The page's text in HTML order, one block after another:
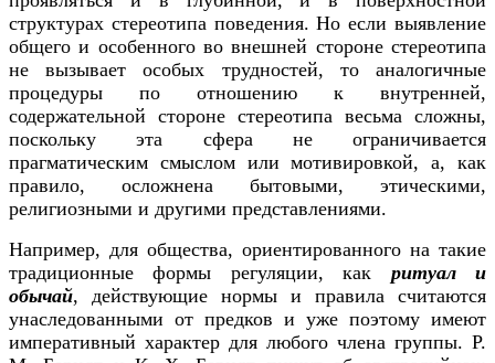
структурах стереотипа поведения. Но если выявление
общего и особенного во внешней стороне стереотипа
не вызывает особых трудностей, то аналогичные
процедуры по отношению к внутренней,
содержательной стороне стереотипа весьма сложны,
поскольку эта сфера не ограничивается
прагматическим смыслом или мотивировкой, а, как
правило, осложнена бытовыми, этическими,
религиозными и другими представлениями.
Например, для общества, ориентированного на такие
традиционные формы регуляции, как ритуал и
обычай, действующие нормы и правила считаются
унаследованными от предков и уже поэтому имеют
императивный характер для любого члена группы. Р.